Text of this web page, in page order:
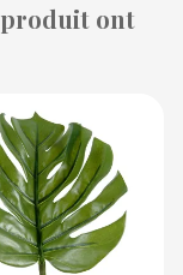
produit ont